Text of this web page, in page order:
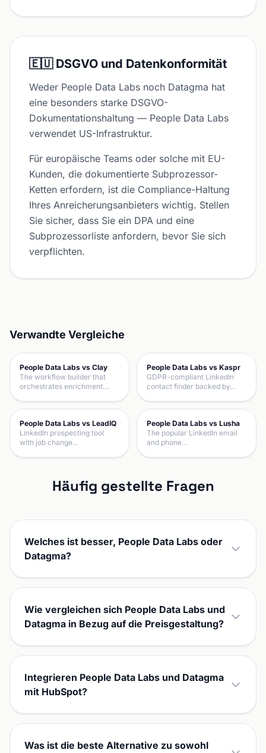
🇪🇺 DSGVO und Datenkonformität
Weder People Data Labs noch Datagma hat
eine besonders starke DSGVO-
Dokumentationshaltung — People Data Labs
verwendet US-Infrastruktur.
Für europäische Teams oder solche mit EU-
Kunden, die dokumentierte Subprozessor-
Ketten erfordern, ist die Compliance-Haltung
Ihres Anreicherungsanbieters wichtig. Stellen
Sie sicher, dass Sie ein DPA und eine
Subprozessorliste anfordern, bevor Sie sich
verpflichten.
Verwandte Vergleiche
People Data Labs vs Clay
The workflow builder that
orchestrates enrichment…
People Data Labs vs Kaspr
GDPR-compliant LinkedIn
contact finder backed by…
People Data Labs vs LeadIQ
LinkedIn prospecting tool
with job change…
People Data Labs vs Lusha
The popular LinkedIn email
and phone…
Häufig gestellte Fragen
Welches ist besser, People Data Labs oder
Datagma?
Wie vergleichen sich People Data Labs und
Datagma in Bezug auf die Preisgestaltung?
Integrieren People Data Labs und Datagma
mit HubSpot?
Was ist die beste Alternative zu sowohl